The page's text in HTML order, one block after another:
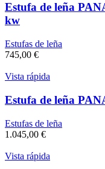
Estufa de leña
kw
Estufas de leña
745,00 €
Vista rápida
Estufa de leña
Estufas de leña
1.045,00 €
Vista rápida